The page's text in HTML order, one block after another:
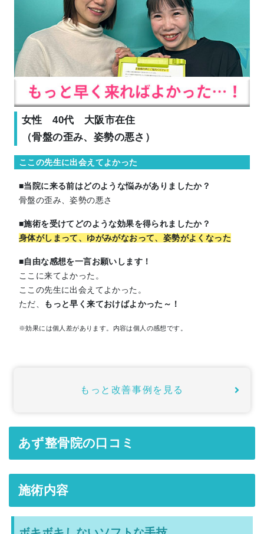
女性 40代 大阪市在住
（骨盤の歪み、姿勢の悪さ）
ここの先生に出会えてよかった
■当院に来る前はどのような悩みがありましたか？
骨盤の歪み、姿勢の悪さ
■施術を受けてどのような効果を得られましたか？
身体がしまって、ゆがみがなおって、姿勢がよくなった
■自由な感想を一言お願いします！
ここに来てよかった。
ここの先生に出会えてよかった。
ただ、
もっと早く来ておけばよかった～！
※効果には個人差があります。内容は個人の感想です。
もっと改善事例を見る
あず整骨院の口コミ
施術内容